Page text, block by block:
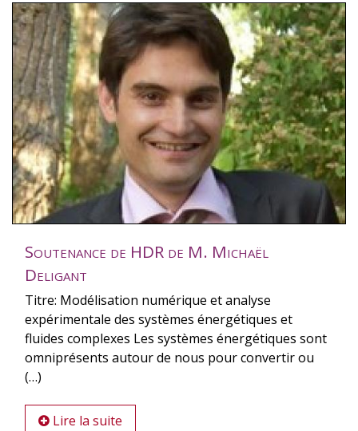
Soutenance de HDR de M. Michaël
Deligant
Titre: Modélisation numérique et analyse
expérimentale des systèmes énergétiques et
fluides complexes Les systèmes énergétiques sont
omniprésents autour de nous pour convertir ou
(…)
Lire la suite